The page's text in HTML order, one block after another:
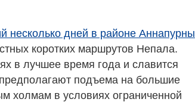
несколько дней в районе Аннапурны
коротких маршрутов Непала.
в лучшее время года и славится
подъема на большие
холмам в условиях ограниченной